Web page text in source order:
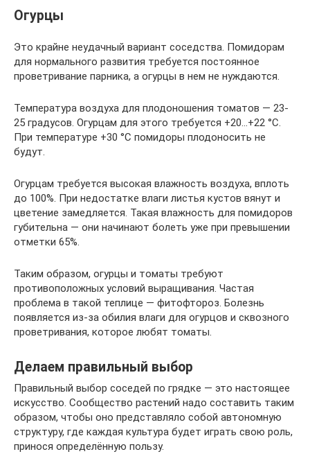
Огурцы
Это крайне неудачный вариант соседства. Помидорам
для нормального развития требуется постоянное
проветривание парника, а огурцы в нем не нуждаются.
Температура воздуха для плодоношения томатов — 23-
25 градусов. Огурцам для этого требуется +20…+22 °C.
При температуре +30 °C помидоры плодоносить не
будут.
Огурцам требуется высокая влажность воздуха, вплоть
до 100%. При недостатке влаги листья кустов вянут и
цветение замедляется. Такая влажность для помидоров
губительна — они начинают болеть уже при превышении
отметки 65%.
Таким образом, огурцы и томаты требуют
противоположных условий выращивания. Частая
проблема в такой теплице — фитофтороз. Болезнь
появляется из-за обилия влаги для огурцов и сквозного
проветривания, которое любят томаты.
Делаем правильный выбор
Правильный выбор соседей по грядке — это настоящее
искусство. Сообщество растений надо составить таким
образом, чтобы оно представляло собой автономную
структуру, где каждая культура будет играть свою роль,
принося определённую пользу.